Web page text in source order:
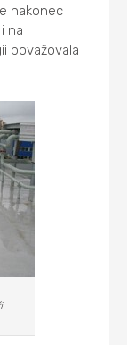
nakonec
na
považovala